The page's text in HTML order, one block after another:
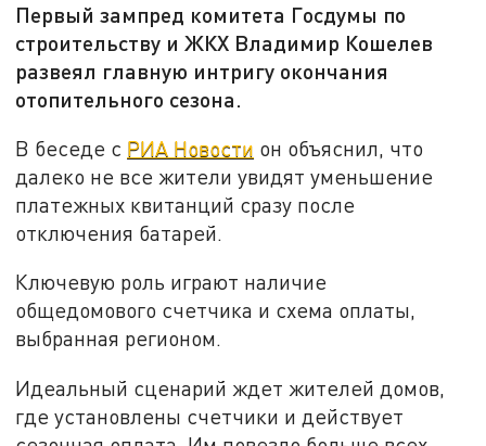
Первый зампред комитета Госдумы по
строительству и ЖКХ Владимир Кошелев
развеял главную интригу окончания
отопительного сезона.
В беседе с РИА Новости он объяснил, что
далеко не все жители увидят уменьшение
платежных квитанций сразу после
отключения батарей.
Ключевую роль играют наличие
общедомового счетчика и схема оплаты,
выбранная регионом.
Идеальный сценарий ждет жителей домов,
где установлены счетчики и действует